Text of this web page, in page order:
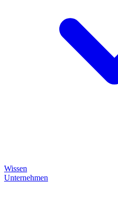
Wissen
Unternehmen